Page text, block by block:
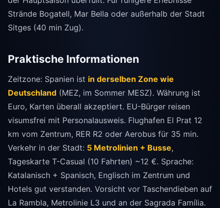
Strände Bogatell, Mar Bella oder außerhalb der Stadt
Sitges (40 min Zug).
Praktische Informationen
Zeitzone: Spanien ist in derselben Zone wie
Deutschland (MEZ, im Sommer MESZ). Währung ist
Euro, Karten überall akzeptiert. EU-Bürger reisen
visumsfrei mit Personalausweis. Flughafen El Prat 12
km vom Zentrum, RER R2 oder Aerobus für 35 min.
Verkehr in der Stadt: 5 Metrolinien + Busse,
Tageskarte T-Casual (10 Fahrten) ~12 €. Sprache:
Katalanisch + Spanisch, Englisch im Zentrum und
Hotels gut verstanden. Vorsicht vor Taschendieben auf
La Rambla, Metrolinie L3 und an der Sagrada Família.